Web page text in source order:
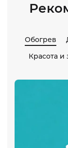
Обогрев
Красота и